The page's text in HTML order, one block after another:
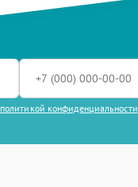
политикой конфиденциальности